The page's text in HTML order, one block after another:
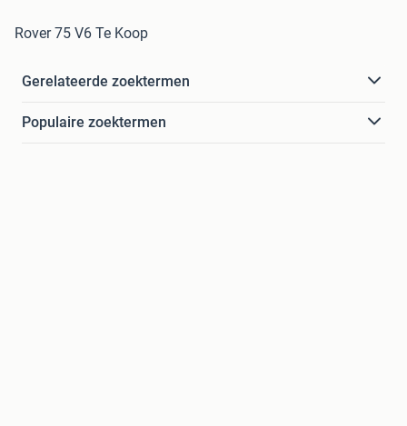
Rover 75 V6 Te Koop
Gerelateerde zoektermen
Populaire zoektermen